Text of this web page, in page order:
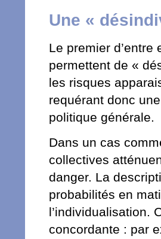
Une «
Le premier
permettent de «
les risques
requérant donc
politique générale.
Dans un cas
collectives
danger. La
probabilités en
l’individualisation.
concordante : par